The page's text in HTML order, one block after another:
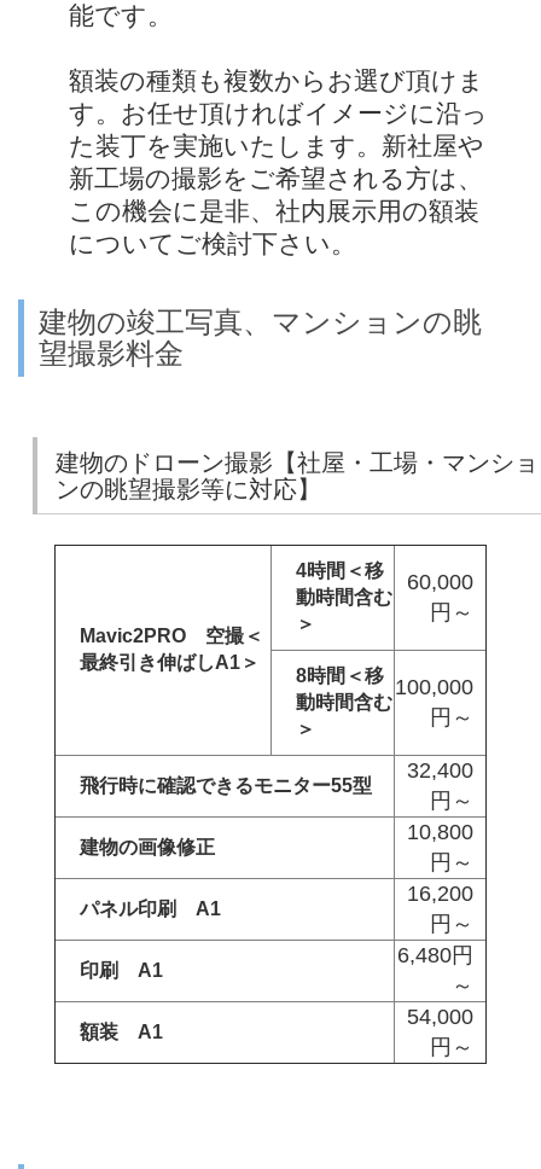
能です。
額装の種類も複数からお選び頂けま
す。お任せ頂ければイメージに沿っ
た装丁を実施いたします。新社屋や
新工場の撮影をご希望される方は、
この機会に是非、社内展示用の額装
についてご検討下さい。
建物の竣工写真、マンションの眺
望撮影料金
建物のドローン撮影【社屋・工場・マンショ
ンの眺望撮影等に対応】
Mavic2PRO 空撮＜
最終引き伸ばしA1＞
4時間＜移
動時間含む
＞
60,000
円～
8時間＜移
動時間含む
＞
100,000
円～
飛行時に確認できるモニター55型
32,400
円～
建物の画像修正
10,800
円～
パネル印刷 A1
16,200
円～
印刷 A1
6,480円
～
額装 A1
54,000
円～